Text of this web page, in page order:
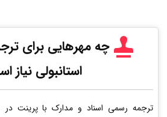
چه مهرهایی برای
استانبولی نیاز
ترجمه رسمی اسناد و مدارک با پرینت